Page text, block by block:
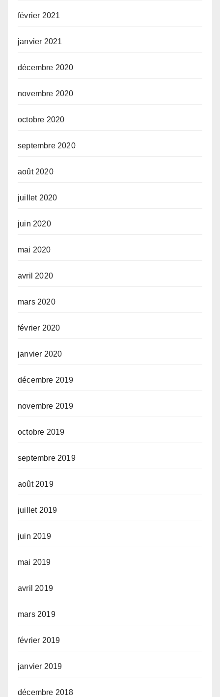
février 2021
janvier 2021
décembre 2020
novembre 2020
octobre 2020
septembre 2020
août 2020
juillet 2020
juin 2020
mai 2020
avril 2020
mars 2020
février 2020
janvier 2020
décembre 2019
novembre 2019
octobre 2019
septembre 2019
août 2019
juillet 2019
juin 2019
mai 2019
avril 2019
mars 2019
février 2019
janvier 2019
décembre 2018